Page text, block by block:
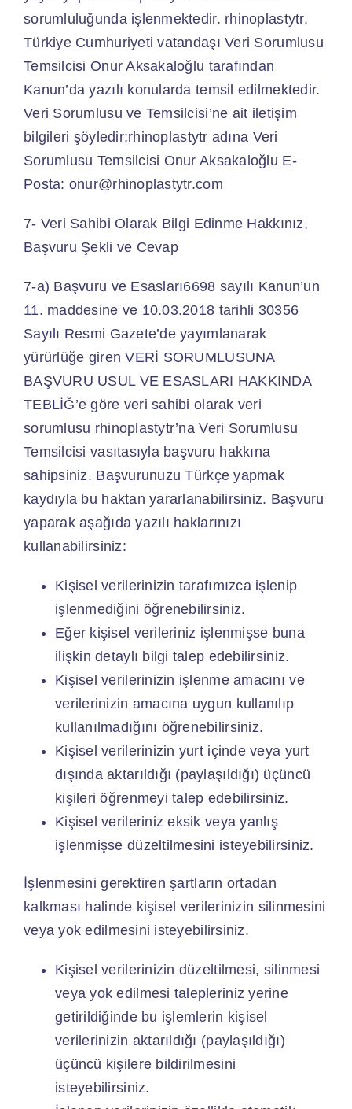
sorumluluğunda işlenmektedir. rhinoplastytr,
Türkiye Cumhuriyeti vatandaşı Veri Sorumlusu
Temsilcisi Onur Aksakaloğlu tarafından
Kanun’da yazılı konularda temsil edilmektedir.
Veri Sorumlusu ve Temsilcisi’ne ait iletişim
bilgileri şöyledir;rhinoplastytr adına Veri
Sorumlusu Temsilcisi Onur Aksakaloğlu E-
Posta: onur@rhinoplastytr.com
7- Veri Sahibi Olarak Bilgi Edinme Hakkınız,
Başvuru Şekli ve Cevap
7-a) Başvuru ve Esasları6698 sayılı Kanun’un
11. maddesine ve 10.03.2018 tarihli 30356
Sayılı Resmi Gazete’de yayımlanarak
yürürlüğe giren VERİ SORUMLUSUNA
BAŞVURU USUL VE ESASLARI HAKKINDA
TEBLİĞ’e göre veri sahibi olarak veri
sorumlusu rhinoplastytr’na Veri Sorumlusu
Temsilcisi vasıtasıyla başvuru hakkına
sahipsiniz. Başvurunuzu Türkçe yapmak
kaydıyla bu haktan yararlanabilirsiniz. Başvuru
yaparak aşağıda yazılı haklarınızı
kullanabilirsiniz:
Kişisel verilerinizin tarafımızca işlenip
işlenmediğini öğrenebilirsiniz.
Eğer kişisel verileriniz işlenmişse buna
ilişkin detaylı bilgi talep edebilirsiniz.
Kişisel verilerinizin işlenme amacını ve
verilerinizin amacına uygun kullanılıp
kullanılmadığını öğrenebilirsiniz.
Kişisel verilerinizin yurt içinde veya yurt
dışında aktarıldığı (paylaşıldığı) üçüncü
kişileri öğrenmeyi talep edebilirsiniz.
Kişisel verileriniz eksik veya yanlış
işlenmişse düzeltilmesini isteyebilirsiniz.
İşlenmesini gerektiren şartların ortadan
kalkması halinde kişisel verilerinizin silinmesini
veya yok edilmesini isteyebilirsiniz.
Kişisel verilerinizin düzeltilmesi, silinmesi
veya yok edilmesi talepleriniz yerine
getirildiğinde bu işlemlerin kişisel
verilerinizin aktarıldığı (paylaşıldığı)
üçüncü kişilere bildirilmesini
isteyebilirsiniz.